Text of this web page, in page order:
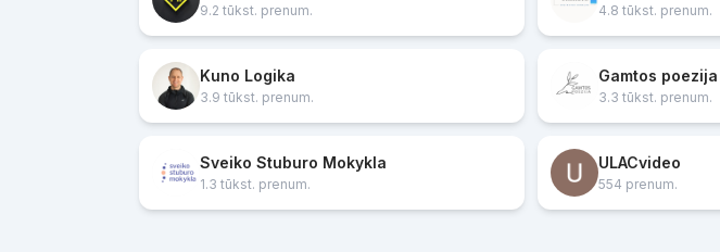
9.2 tūkst. prenum. 4.8 tūkst. prenum.
Kuno Logika
3.9 tūkst. prenum.
Gamtos poezija
3.3 tūkst. prenum.
Sveiko Stuburo Mokykla
1.3 tūkst. prenum.
ULACvideo
554 prenum.